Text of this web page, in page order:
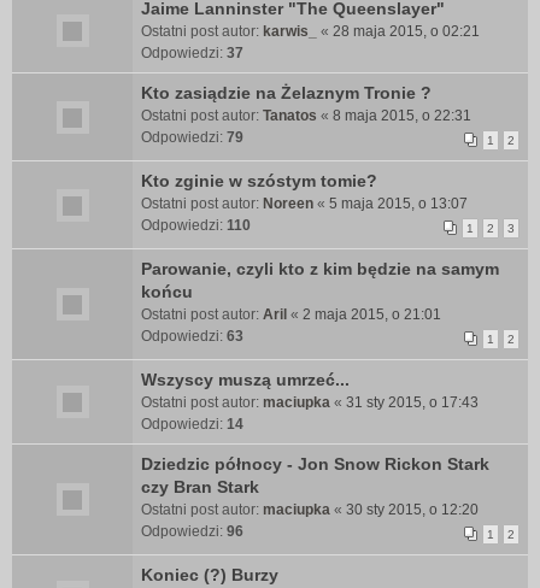
Jaime Lanninster "The Queenslayer"
Ostatni post autor: karwis_ « 28 maja 2015, o 02:21
Odpowiedzi: 37
Kto zasiądzie na Żelaznym Tronie ?
Ostatni post autor: Tanatos « 8 maja 2015, o 22:31
Odpowiedzi: 79 1 2
Kto zginie w szóstym tomie?
Ostatni post autor: Noreen « 5 maja 2015, o 13:07
Odpowiedzi: 110 1 2 3
Parowanie, czyli kto z kim będzie na samym
końcu
Ostatni post autor: Aril « 2 maja 2015, o 21:01
Odpowiedzi: 63 1 2
Wszyscy muszą umrzeć...
Ostatni post autor: maciupka « 31 sty 2015, o 17:43
Odpowiedzi: 14
Dziedzic północy - Jon Snow Rickon Stark
czy Bran Stark
Ostatni post autor: maciupka « 30 sty 2015, o 12:20
Odpowiedzi: 96 1 2
Koniec (?) Burzy